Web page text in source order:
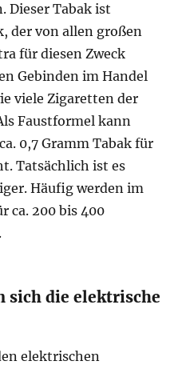
Dieser Tabak ist
der von allen großen
für diesen Zweck
Gebinden im Handel
viele Zigaretten der
Faustformel kann
0,7 Gramm Tabak für
Tatsächlich ist es
Häufig werden im
ca. 200 bis 400
sich die elektrische
elektrischen